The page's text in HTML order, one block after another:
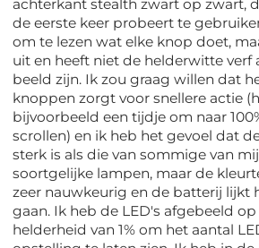
achterkant stealth zwart op zwart,
de eerste keer probeert te
om te lezen wat elke knop doet,
uit en heeft niet de helderwitte verf
beeld zijn. Ik zou graag willen dat
knoppen zorgt voor snellere actie
bijvoorbeeld een tijdje om naar
scrollen) en ik heb het gevoel dat
sterk is als die van sommige van
soortgelijke lampen, maar de
zeer nauwkeurig en de batterij lijkt
gaan. Ik heb de LED's afgebeeld
helderheid van 1% om het aantal